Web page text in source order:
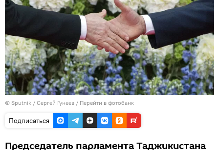
© Sputnik / Сергей Гунеев / Перейти в фотобанк
Подписаться
Председатель парламента Таджикистана